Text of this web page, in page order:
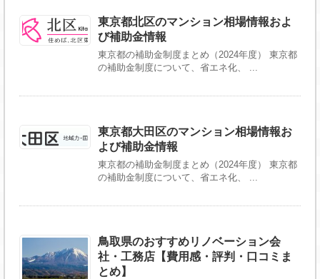
東京都北区のマンション相場情報およ
び補助金情報
東京都の補助金制度まとめ（2024年度） 東京都
の補助金制度について、省エネ化、 ...
東京都大田区のマンション相場情報お
よび補助金情報
東京都の補助金制度まとめ（2024年度） 東京都
の補助金制度について、省エネ化、 ...
鳥取県のおすすめリノベーション会
社・工務店【費用感・評判・口コミま
とめ】